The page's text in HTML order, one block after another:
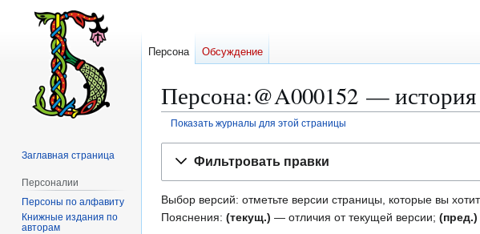
Персона:@A000152 —
Показать журналы для этой страницы
Фильтровать правки
Выбор версий: отметьте версии страницы, которые вы
Пояснения: (текущ.) — отличия от текущей версии; (пред.)
Персона Обсуждение
Заглавная страница
Персоналии
Персоны по алфавиту
Книжные издания по
авторам